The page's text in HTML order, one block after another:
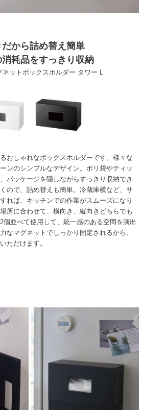
から詰め替え簡単
耗品をすっきり収納
ネットボックスホルダー タワー L
おしゃれなボックスホルダーです。様々な
ンのシンプルなデザイン。ポリ袋やティッ
パッケージを隠しながらすっきり収納でき
ので、詰め替えも簡単。冷蔵庫横など、サ
れば、キッチンでの作業がスムーズになり
所に合わせて、横向き、縦向きどちらでも
個並べて使用して、統一感のある空間を演出
なマグネットでしっかり固定されるから、
ただけます。